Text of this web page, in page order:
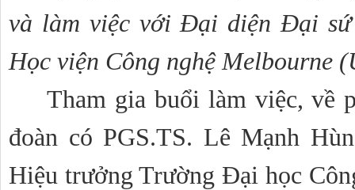
và làm việc với Đại diện Đại
Học viện Công nghệ Melbourne
Tham gia buổi làm việc, về
đoàn có PGS.TS. Lê Mạnh
Hiệu trưởng Trường Đại học